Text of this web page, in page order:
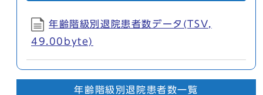
年齢階級別退院患者数データ(TSV,
49.00byte)
年齢階級別退院患者数一覧